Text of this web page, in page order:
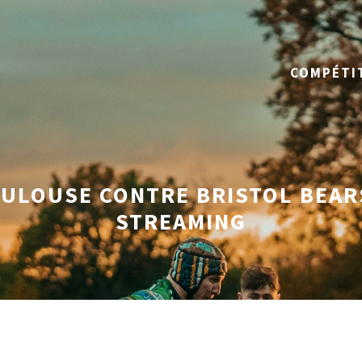
CONTRE BRISTOL
STREAMING